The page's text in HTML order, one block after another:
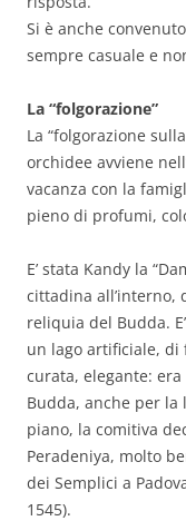
Si è anche
sempre casuale e
La “folgorazione”
La “folgorazione
orchidee avviene
vacanza con la
pieno di profumi,
E’ stata Kandy la
cittadina all’interno,
reliquia del Budda.
un lago artificiale,
curata, elegante:
Budda, anche per la
piano, la comitiva
Peradeniya, molto
dei Semplici a
1545).